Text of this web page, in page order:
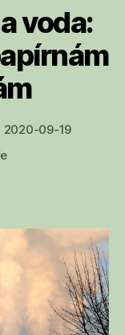
voda:
2020-09-19
u
průmysl
a
problémy
papírnám